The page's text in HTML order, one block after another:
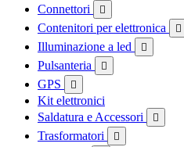
Connettori

Contenitori per elettronica 
Illuminazione a led 
Pulsanteria 
GPS 
Kit elettronici
Saldatura e Accessori

Trasformatori 